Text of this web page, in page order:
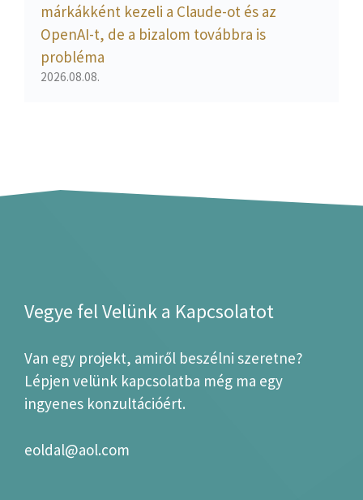
márkákként kezeli a Claude-ot és az
OpenAI-t, de a bizalom továbbra is
probléma
2026.08.08.
Vegye fel Velünk a Kapcsolatot
Van egy projekt, amiről beszélni szeretne?
Lépjen velünk kapcsolatba még ma egy
ingyenes konzultációért.
eoldal@aol.com